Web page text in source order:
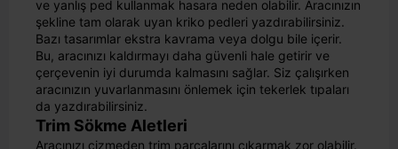
ve yanlış ped kullanmak hasara neden olabilir. Aracınızın
şekline tam olarak uyan kriko pedleri yazdırabilirsiniz.
Bazı tasarımlar ekstra kavrama veya dolgu bile içerir.
Bu, aracınızı kaldırmayı daha güvenli hale getirir ve
çerçevenin iyi durumda kalmasını sağlar. Siz çalışırken
aracınızın yuvarlanmasını önlemek için tekerlek tıpaları
da yazdırabilirsiniz.
Trim Sökme Aletleri
Aracınızı çizmeden trim parçalarını çıkarmak zor olabilir.